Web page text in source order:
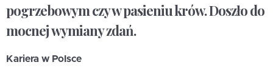
pogrzebowym czy w pasieniu krów. Doszło do
mocnej wymiany zdań.
Kariera w Polsce